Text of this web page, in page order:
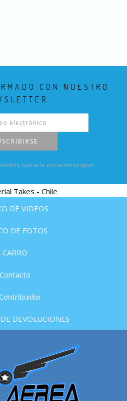
CON NUESTRO
nunca le enviaremos spam
DE VIDEOS
DE FOTOS
CARRO
Contacto
DEVOLUCIONES